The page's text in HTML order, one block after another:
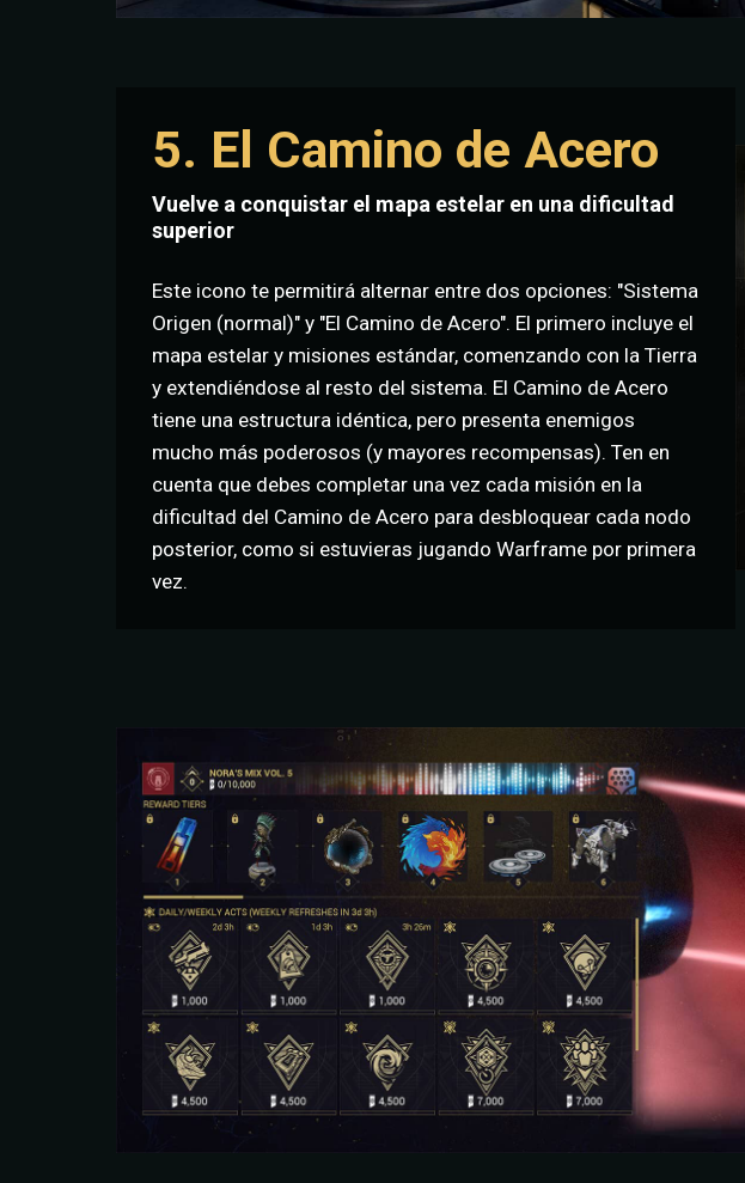
5. El Camino de Acero
Vuelve a conquistar el mapa estelar en una dificultad
superior
Este icono te permitirá alternar entre dos opciones: "Sistema
Origen (normal)" y "El Camino de Acero". El primero incluye el
mapa estelar y misiones estándar, comenzando con la Tierra
y extendiéndose al resto del sistema. El Camino de Acero
tiene una estructura idéntica, pero presenta enemigos
mucho más poderosos (y mayores recompensas). Ten en
cuenta que debes completar una vez cada misión en la
dificultad del Camino de Acero para desbloquear cada nodo
posterior, como si estuvieras jugando Warframe por primera
vez.